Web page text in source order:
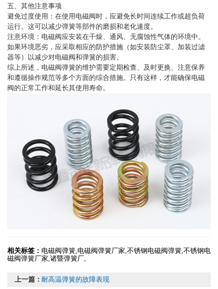
五、其他注意事项
避免过度使用：在使用电磁阀时，应避免长时间连续工作或超负荷
运行。这可以减少弹簧等部件的磨损和老化速度。
注意环境：电磁阀应安装在干燥、通风、无腐蚀性气体的环境中。
如果环境恶劣，应采取相应的防护措施（如安装防尘罩、加装过滤
器等）以减少对电磁阀和弹簧的损害。
综上所述，电磁阀弹簧的维护需要定期检查、及时更换、注意保养
和遵循操作规范等多个方面的综合措施。只有这样，才能确保电磁
阀的正常工作和延长其使用寿命。
相关标签： 电磁阀弹簧 电磁阀弹簧厂家 不锈钢电磁阀弹簧 不锈钢电
磁阀弹簧厂家 诸暨弹簧厂
上一篇：耐高温弹簧的故障表现